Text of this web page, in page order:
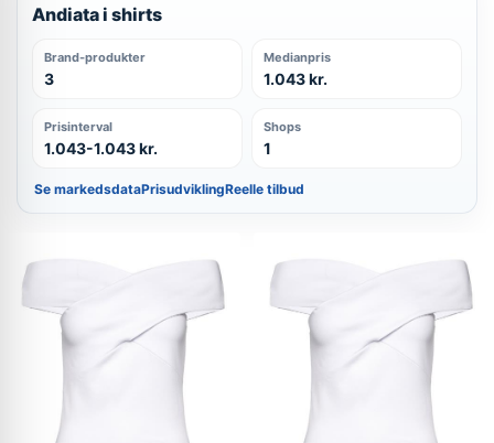
Andiata i shirts
Brand-produkter
3
Medianpris
1.043 kr.
Prisinterval
1.043-1.043 kr.
Shops
1
Se markedsdataPrisudviklingReelle tilbud